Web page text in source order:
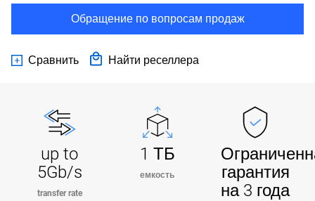
Обращение по вопросам продаж
Сравнить Найти реселлера
up to
5Gb/s
transfer rate
1 ТБ
емкость
гарантия
на 3 года